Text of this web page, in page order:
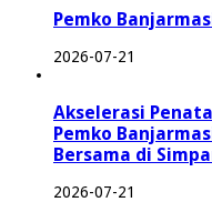
Pemko
2026-07-21
Akselerasi
Pemko
Bersama di
2026-07-21